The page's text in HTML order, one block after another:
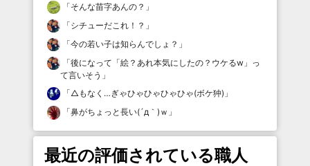
「そんな苗字あんの？ 」
「シチューだこれ！？ 」
「今の若い子は知らんでしょ？ 」
「後になって「絵？あれ本気にしたの？ウケるw」っ
て言いそう 」
「△もなく…ぎゃひゃひゃひゃひゃ(ボケ狆) 」
「鼻がちょっと長い(´д｀)ｗ 」
最近の評価されている職人